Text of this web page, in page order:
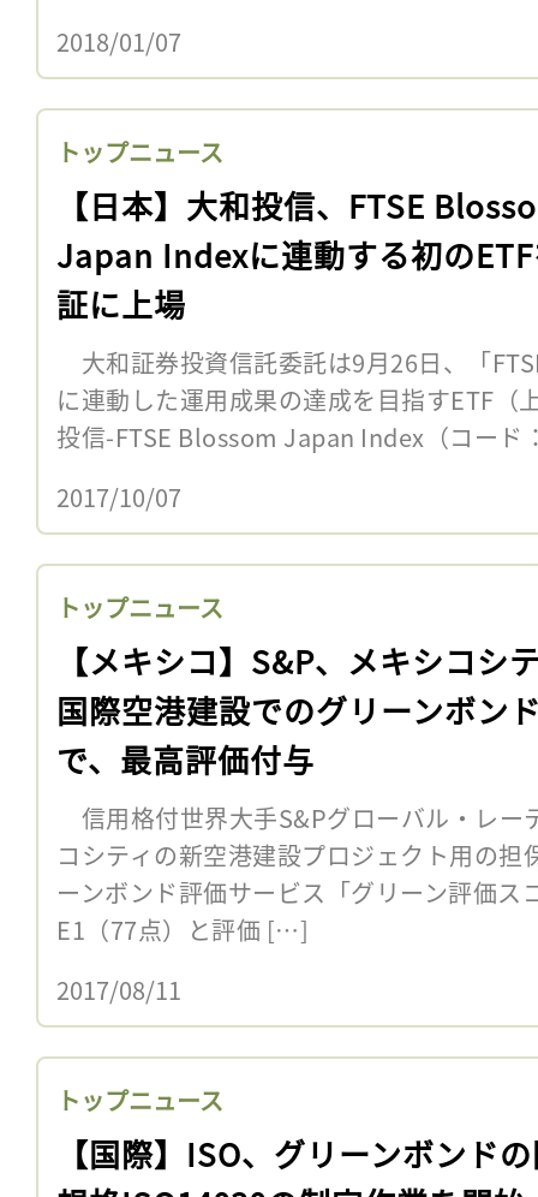
2018/01/07
トップニュース
【日本】大和投信、FTSE
Japan Indexに連動する初の
証に上場
大和証券投資信託委託は9月26日、「
に連動した運用成果の達成を目指すETF（
投信-FTSE Blossom Japan Index（コー
2017/10/07
トップニュース
【メキシコ】S&P、メキシコシ
国際空港建設でのグリーンボン
で、最高評価付与
信用格付世界大手S&Pグローバル・レー
コシティの新空港建設プロジェクト用の
ーンボンド評価サービス「グリーン評価ス
E1（77点）と評価 […]
2017/08/11
トップニュース
【国際】ISO、グリーンボンド